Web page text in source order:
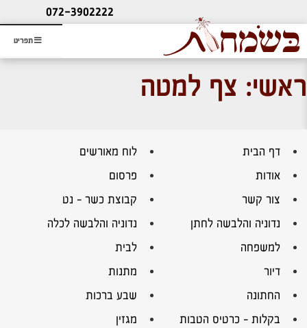
תפריט
ליעוץ חינם
והזמנת כרטיס שמחות
072-3902222
ראשי: צף למטה
דף הבית
לוח מאורשים
אודות
פרסום
צור קשר
קבוצת כשר – נט
נדוניה והלבשה לחתן
נדוניה והלבשה לכלה
למשפחה
לבית
דיור
מתנות
החתונה
שבע ברכות
בקלות – כרטיס הטבות
מגזין